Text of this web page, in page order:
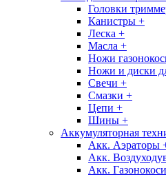
Головки
Канистры +
Леска +
Масла +
Ножи
Ножи и диски
Свечи +
Смазки +
Цепи +
Шины +
Аккумуляторная
Акк. Аэраторы
Акк.
Акк.